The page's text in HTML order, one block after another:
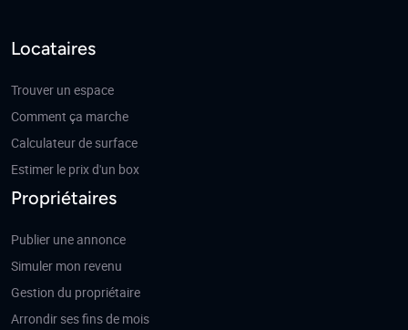
Locataires
Trouver un espace
Comment ça marche
Calculateur de surface
Estimer le prix d'un box
Propriétaires
Publier une annonce
Simuler mon revenu
Gestion du propriétaire
Arrondir ses fins de mois